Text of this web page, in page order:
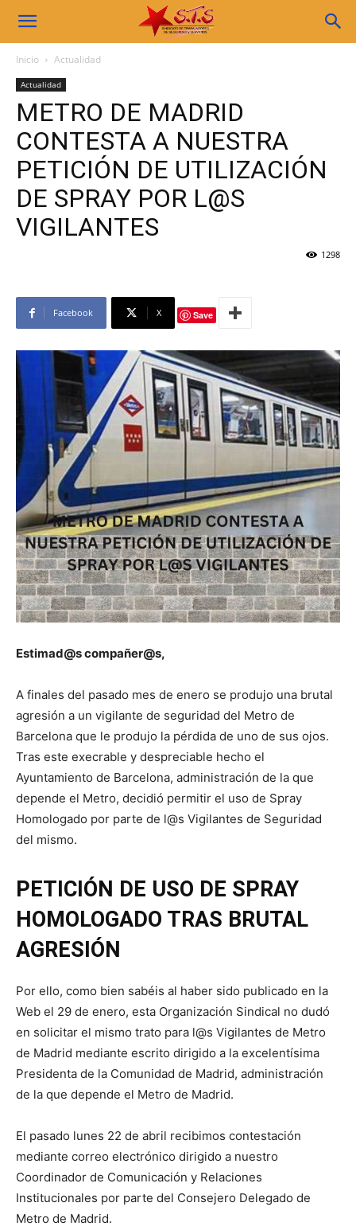
Sindicato
STS
Inicio Actualidad
Actualidad
METRO DE MADRID
CONTESTA A NUESTRA
PETICIÓN DE UTILIZACIÓN
DE SPRAY POR L@S
VIGILANTES
1298
Facebook X Save
Estimad@s compañer@s,
A finales del pasado mes de enero se produjo una brutal
agresión a un vigilante de seguridad del Metro de
Barcelona que le produjo la pérdida de uno de sus ojos.
Tras este execrable y despreciable hecho el
Ayuntamiento de Barcelona, administración de la que
depende el Metro, decidió permitir el uso de Spray
Homologado por parte de l@s Vigilantes de Seguridad
del mismo.
PETICIÓN DE USO DE SPRAY
HOMOLOGADO TRAS BRUTAL
AGRESIÓN
Por ello, como bien sabéis al haber sido publicado en la
Web el 29 de enero, esta Organización Sindical no dudó
en solicitar el mismo trato para l@s Vigilantes de Metro
de Madrid mediante escrito dirigido a la excelentísima
Presidenta de la Comunidad de Madrid, administración
de la que depende el Metro de Madrid.
El pasado lunes 22 de abril recibimos contestación
mediante correo electrónico dirigido a nuestro
Coordinador de Comunicación y Relaciones
Institucionales por parte del Consejero Delegado de
Metro de Madrid.